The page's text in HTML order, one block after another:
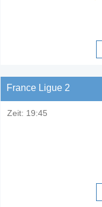
France Ligue 2
Zeit: 19:45